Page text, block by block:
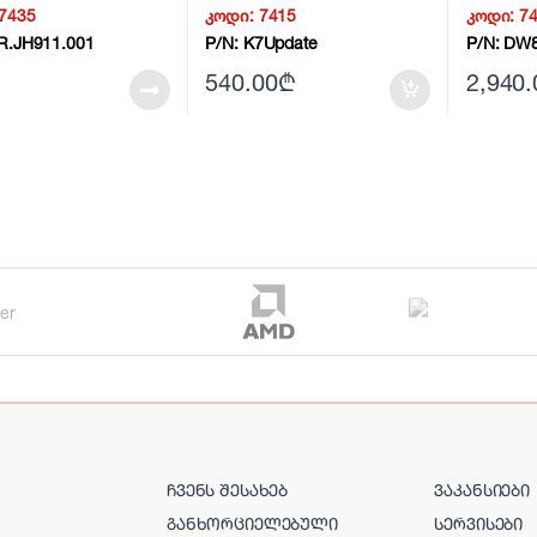
კოდი: 7415
P/N: K7Update
540.00₾
კოდი:
P/N:
ᲩᲕᲔᲜᲡ ᲨᲔᲡᲐᲮᲔᲑ
ᲒᲐᲜᲮᲝᲠᲪᲘᲔᲚᲔᲑᲣᲚᲘ
ᲕᲐᲙᲐᲜᲡᲘᲔᲑᲘ
ᲡᲔᲠᲕᲘᲡᲔᲑᲘ